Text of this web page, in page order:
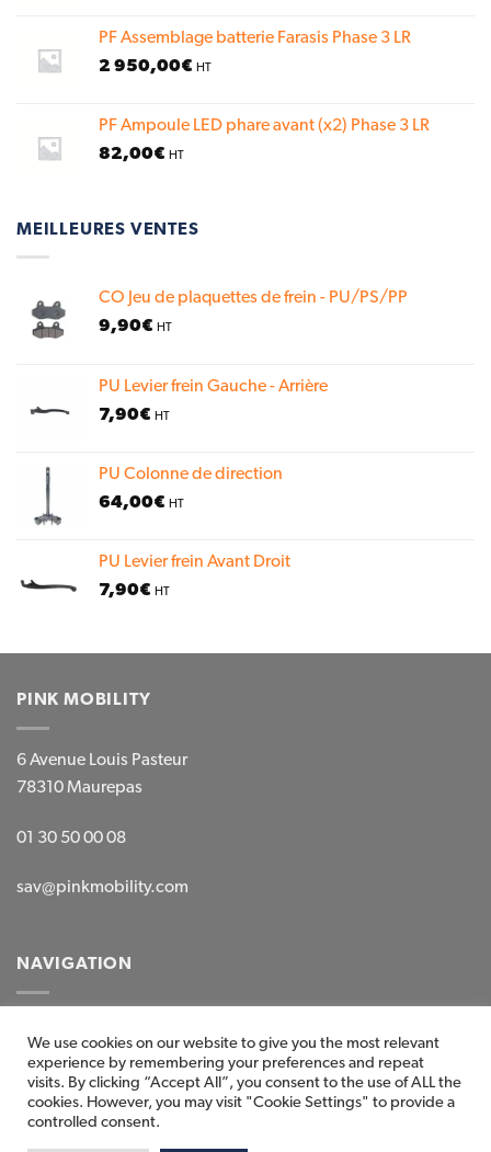
PF Assemblage batterie Farasis Phase 3 LR
2 950,00€ HT
PF Ampoule LED phare avant (x2) Phase 3 LR
82,00€ HT
MEILLEURES VENTES
CO Jeu de plaquettes de frein - PU/PS/PP
9,90€ HT
PU Levier frein Gauche - Arrière
7,90€ HT
PU Colonne de direction
64,00€ HT
PU Levier frein Avant Droit
7,90€ HT
PINK MOBILITY
6 Avenue Louis Pasteur
78310 Maurepas
01 30 50 00 08
sav@pinkmobility.com
NAVIGATION
CGV-CGG
Tous les produits
We use cookies on our website to give you the most relevant
experience by remembering your preferences and repeat
visits. By clicking “Accept All”, you consent to the use of ALL the
cookies. However, you may visit "Cookie Settings" to provide a
controlled consent.